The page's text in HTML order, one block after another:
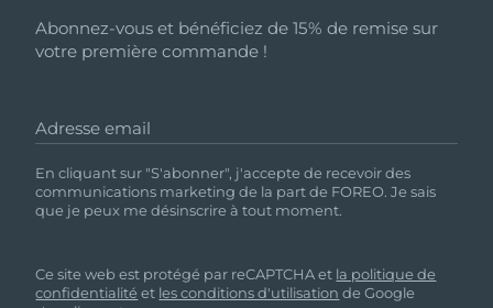
Abonnez-vous et bénéficiez de 15% de remise sur
votre première commande !
Adresse email
En cliquant sur "S'abonner", j'accepte de recevoir des
communications marketing de la part de FOREO. Je sais
que je peux me désinscrire à tout moment.
Ce site web est protégé par reCAPTCHA et la politique de
confidentialité et les conditions d'utilisation de Google